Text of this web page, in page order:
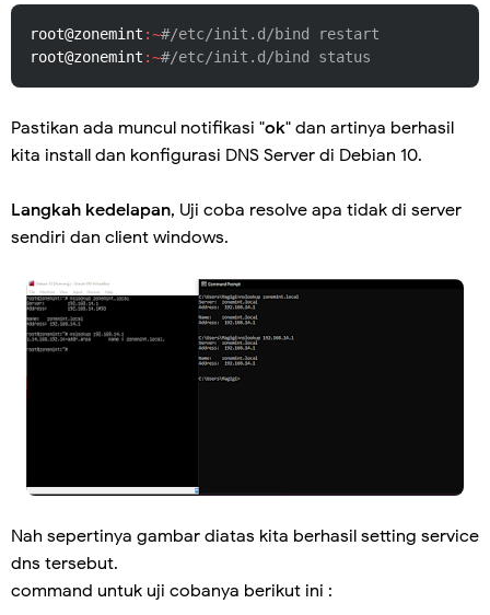
root@zonemint :~#/etc/init.d/bind restart
root@zonemint :~#/etc/init.d/bind status
Pastikan ada muncul notifikasi "ok" dan artinya berhasil
kita install dan konfigurasi DNS Server di Debian 10.
Langkah kedelapan, Uji coba resolve apa tidak di server
sendiri dan client windows.
Nah sepertinya gambar diatas kita berhasil setting service
dns tersebut.
command untuk uji cobanya berikut ini :